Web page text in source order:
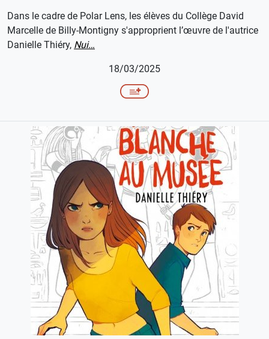
Dans le cadre de Polar Lens, les élèves du Collège David
Marcelle de Billy-Montigny s'approprient l’œuvre de l'autrice
Danielle Thiéry, Nui…
18/03/2025